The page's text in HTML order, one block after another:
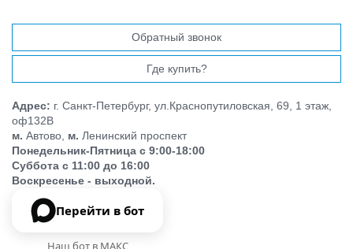
Обратный звонок
Где купить?
Адрес: г. Санкт-Петербург, ул.Краснопутиловская, 69, 1 этаж,
оф132В
м. Автово, м. Ленинский проспект
Понедельник-Пятница с 9:00-18:00
Суббота с 11:00 до 16:00
Воскресенье - выходной.
Перейти в бот
Наш бот в МАКС